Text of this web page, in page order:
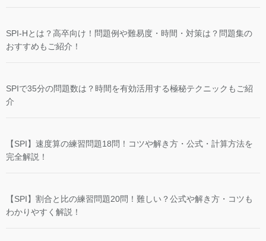
SPI-Hとは？高卒向け！問題例や難易度・時間・対策は？問題集の
おすすめもご紹介！
SPIで35分の問題数は？時間を有効活用する極秘テクニックもご紹
介
【SPI】速度算の練習問題18問！コツや解き方・公式・計算方法を
完全解説！
【SPI】割合と比の練習問題20問！難しい？公式や解き方・コツも
わかりやすく解説！